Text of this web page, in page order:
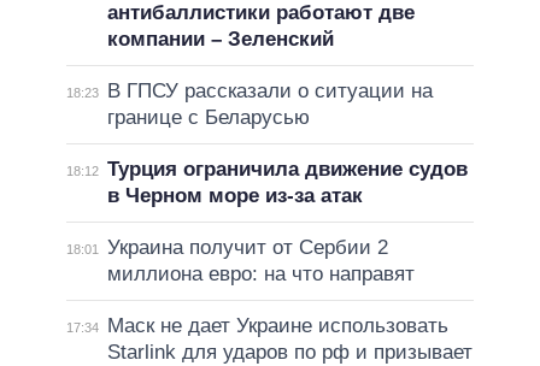
антибаллистики работают две
компании – Зеленский
18:23
В ГПСУ рассказали о ситуации на
границе с Беларусью
18:12 Турция ограничила движение судов
в Черном море из-за атак
18:01
Украина получит от Сербии 2
миллиона евро: на что направят
17:34
Маск не дает Украине использовать
Starlink для ударов по рф и призывает